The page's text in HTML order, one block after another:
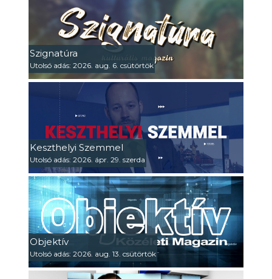
Szignatúra
Utolsó adás: 2026. aug. 6. csütörtök
Keszthelyi Szemmel
Utolsó adás: 2026. ápr. 29. szerda
Objektív
Utolsó adás: 2026. aug. 13. csütörtök